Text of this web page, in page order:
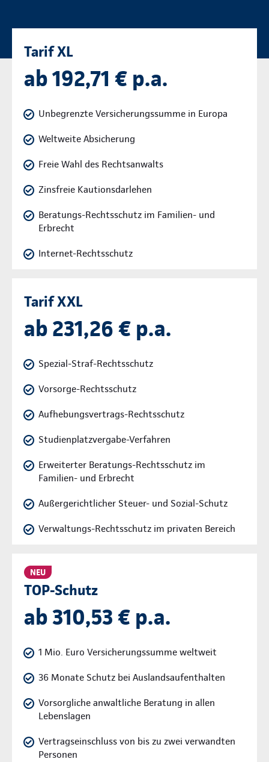
Tarif XL
ab 192,71 € p.a.
Unbegrenzte Versicherungssumme in Europa
Weltweite Absicherung
Freie Wahl des Rechtsanwalts
Zinsfreie Kautionsdarlehen
Beratungs-Rechtsschutz im Familien- und
Erbrecht
Internet-Rechtsschutz
Tarif XXL
ab 231,26 € p.a.
Spezial-Straf-Rechtsschutz
Vorsorge-Rechtsschutz
Aufhebungsvertrags-Rechtsschutz
Studienplatzvergabe-Verfahren
Erweiterter Beratungs-Rechtsschutz im
Familien- und Erbrecht
Außergerichtlicher Steuer- und Sozial-Schutz
Verwaltungs-Rechtsschutz im privaten Bereich
NEU
TOP-Schutz
ab 310,53 € p.a.
1 Mio. Euro Versicherungssumme weltweit
36 Monate Schutz bei Auslandsaufenthalten
Vorsorgliche anwaltliche Beratung in allen
Lebenslagen
Vertragseinschluss von bis zu zwei verwandten
Personen